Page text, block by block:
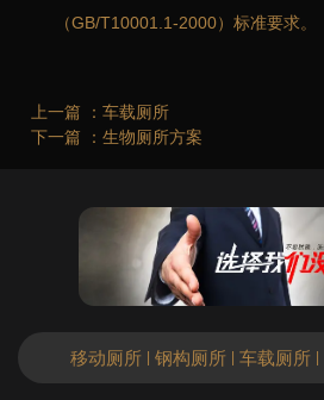
（GB/T10001.1-2000）标准要求。
上一篇 ： 车载厕所
下一篇 ： 生物厕所方案
移动厕所 钢构厕所 车载厕所